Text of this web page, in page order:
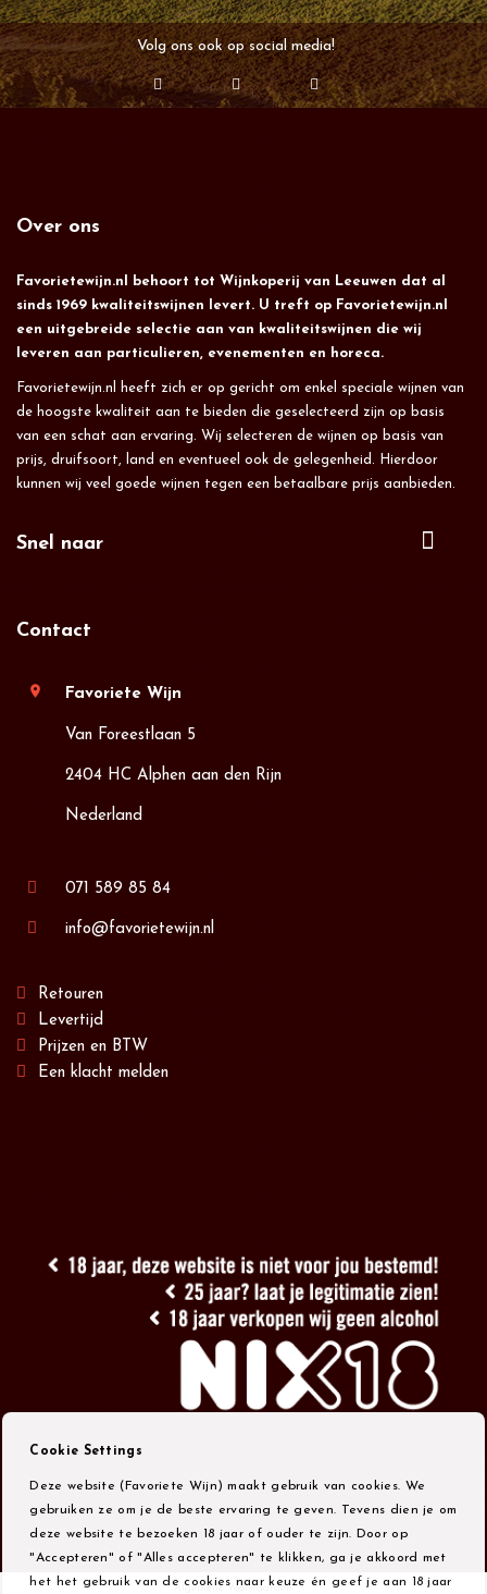
Volg ons ook op social media!
Over ons
Favorietewijn.nl behoort tot Wijnkoperij van Leeuwen dat al
sinds 1969 kwaliteitswijnen levert. U treft op Favorietewijn.nl
een uitgebreide selectie aan van kwaliteitswijnen die wij
leveren aan particulieren, evenementen en horeca.
Favorietewijn.nl heeft zich er op gericht om enkel speciale wijnen van
de hoogste kwaliteit aan te bieden die geselecteerd zijn op basis
van een schat aan ervaring. Wij selecteren de wijnen op basis van
prijs, druifsoort, land en eventueel ook de gelegenheid. Hierdoor
kunnen wij veel goede wijnen tegen een betaalbare prijs aanbieden.
Snel naar
Contact
location_on Favoriete Wijn
Van Foreestlaan 5
2404 HC Alphen aan den Rijn
Nederland
071 589 85 84
info@favorietewijn.nl
Retouren
Levertijd
Prijzen en BTW
Een klacht melden
Algemene Voorwaarden
Cookie Settings
Deze website (Favoriete Wijn) maakt gebruik van cookies. We
gebruiken ze om je de beste ervaring te geven. Tevens dien je om
deze website te bezoeken 18 jaar of ouder te zijn. Door op
"Accepteren" of "Alles accepteren" te klikken, ga je akkoord met
het het gebruik van de cookies naar keuze én geef je aan 18 jaar